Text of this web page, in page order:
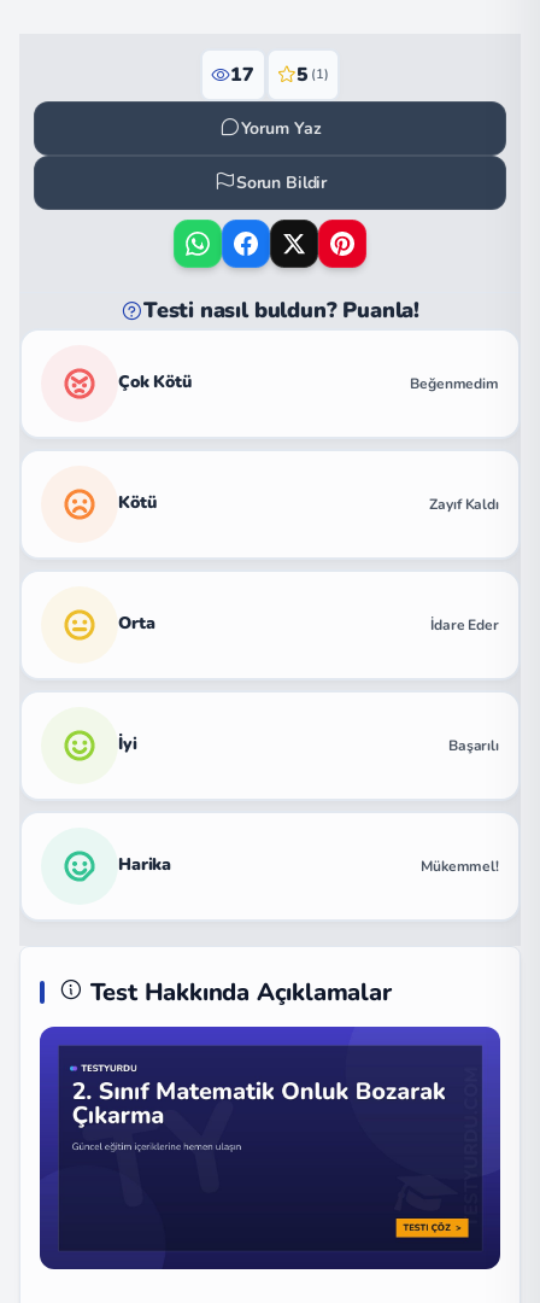
17 5 (1)
Yorum Yaz
Sorun Bildir
Testi nasıl buldun? Puanla!
Çok Kötü Beğenmedim
Kötü Zayıf Kaldı
Orta İdare Eder
İyi Başarılı
Harika Mükemmel!
Test Hakkında Açıklamalar